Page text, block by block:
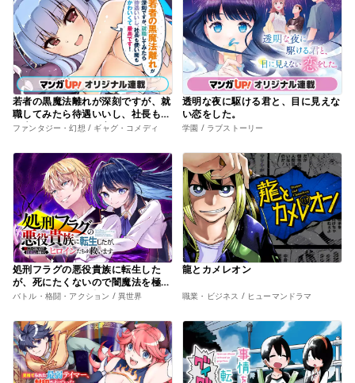
若者の黒魔法離れが深刻ですが、就
職してみたら待遇いいし、社長も使
い魔もかわいくて最高です！
ファンタジー・幻想 / ギャグ・コメディ
透明な夜に駆ける君と、目に見えな
い恋をした。
学園 / ラブストーリー
処刑フラグの悪役貴族に転生した
が、死にたくないので闇魔法を極め
てヒロインたちを救います
バトル・格闘・アクション / 異世界
龍とカメレオン
職業・ビジネス / ヒューマンドラマ